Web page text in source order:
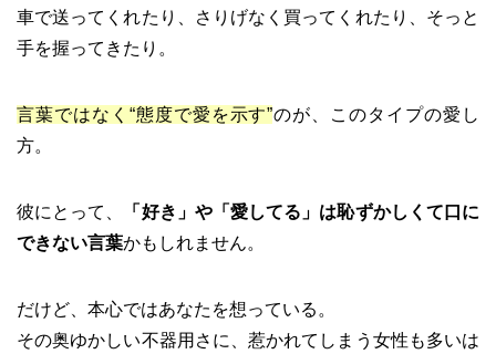
車で送ってくれたり、さりげなく買ってくれたり、そっと
手を握ってきたり。
言葉ではなく“態度で愛を示す”のが、このタイプの愛し
方。
彼にとって、
「好き」や「愛してる」は恥ずかしくて口に
できない言葉かもしれません。
だけど、本心ではあなたを想っている。
その奥ゆかしい不器用さに、惹かれてしまう女性も多いは